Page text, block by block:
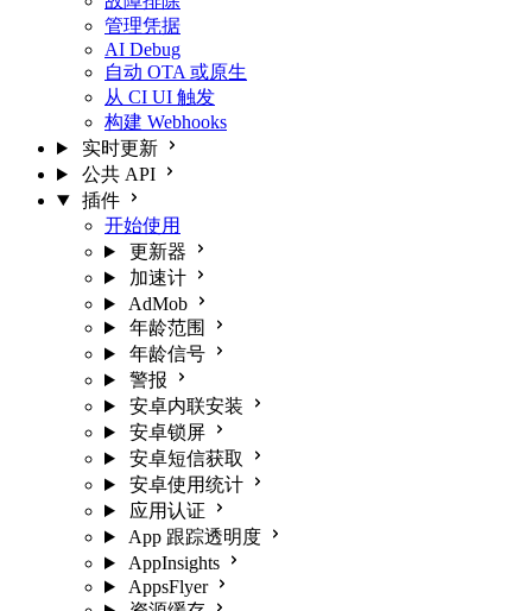
管理凭据
AI Debug
自动 OTA 或原生
从 CI UI 触发
构建 Webhooks
实时更新
公共 API
插件
开始使用
更新器
加速计
AdMob
年龄范围
年龄信号
警报
安卓内联安装
安卓锁屏
安卓短信获取
安卓使用统计
应用认证
App 跟踪透明度
AppInsights
AppsFlyer